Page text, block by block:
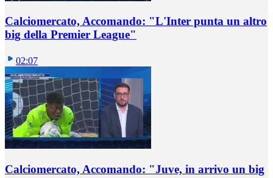
Calciomercato, Accomando: "L'Inter punta un altro
big della Premier League"
02:07
Calciomercato, Accomando: "Juve, in arrivo un big